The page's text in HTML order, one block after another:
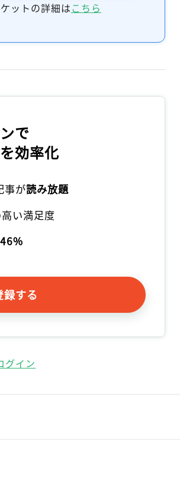
ットの詳細はこちら
で
効率化
事が読み放題
い満足度
する
グイン
ログインが必要です
イン